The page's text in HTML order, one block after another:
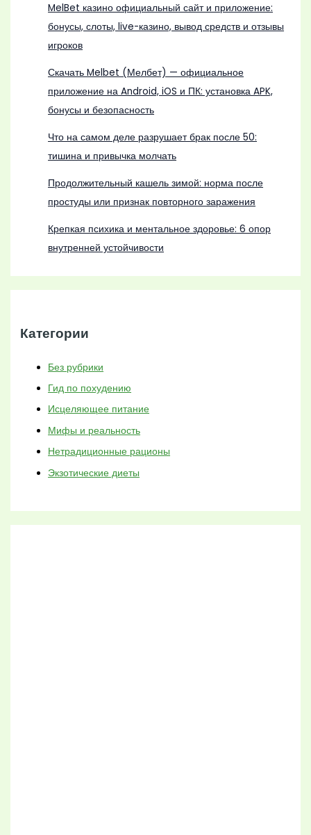
MelBet казино официальный сайт и приложение:
бонусы, слоты, live-казино, вывод средств и отзывы
игроков
Скачать Melbet (Мелбет) — официальное
приложение на Android, iOS и ПК: установка APK,
бонусы и безопасность
Что на самом деле разрушает брак после 50:
тишина и привычка молчать
Продолжительный кашель зимой: норма после
простуды или признак повторного заражения
Крепкая психика и ментальное здоровье: 6 опор
внутренней устойчивости
Категории
Без рубрики
Гид по похудению
Исцеляющее питание
Мифы и реальность
Нетрадиционные рационы
Экзотические диеты